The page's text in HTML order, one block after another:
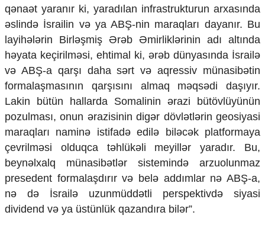
qənaət yaranır ki, yaradılan infrastrukturun arxasında
əslində İsrailin və ya ABŞ-nin maraqları dayanır. Bu
layihələrin Birləşmiş Ərəb Əmirliklərinin adı altında
həyata keçirilməsi, ehtimal ki, ərəb dünyasında İsrailə
və ABŞ-a qarşı daha sərt və aqressiv münasibətin
formalaşmasının qarşısını almaq məqsədi daşıyır.
Lakin bütün hallarda Somalinin ərazi bütövlüyünün
pozulması, onun ərazisinin digər dövlətlərin geosiyasi
maraqları naminə istifadə edilə biləcək platformaya
çevrilməsi olduqca təhlükəli meyillər yaradır. Bu,
beynəlxalq münasibətlər sistemində arzuolunmaz
presedent formalaşdırır və belə addımlar nə ABŞ-a,
nə də İsrailə uzunmüddətli perspektivdə siyasi
dividend və ya üstünlük qazandıra bilər”.